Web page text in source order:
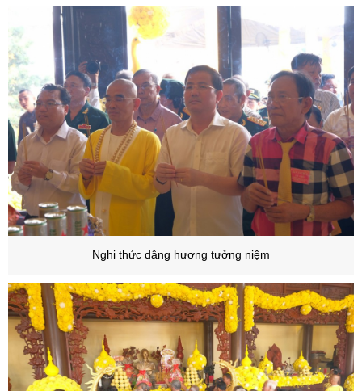
Nghi thức dâng hương tưởng niệm